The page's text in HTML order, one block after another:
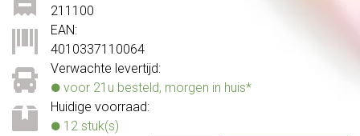
Verwachte levertijd:
voor 21u besteld, morgen in huis*
Huidige voorraad:
12 stuk(s)
211100
EAN:
4010337110064